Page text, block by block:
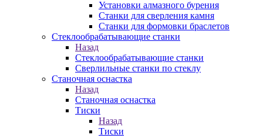
Установки алмазного бурения
Станки для сверления камня
Станки для формовки браслетов
Стеклообрабатывающие станки
Назад
Стеклообрабатывающие станки
Сверлильные станки по стеклу
Станочная оснастка
Назад
Станочная оснастка
Тиски
Назад
Тиски